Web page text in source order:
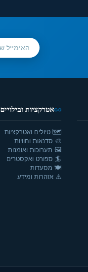
אטרקציות ובילויים
🗺️ טיולים ואטרקציות
🎨 סדנאות וחוויות
🖼️ תערוכות ואומנות
🏄 ספורט ואקסטרים
🍽️ מסעדות
⚠️ אזהרות ומידע